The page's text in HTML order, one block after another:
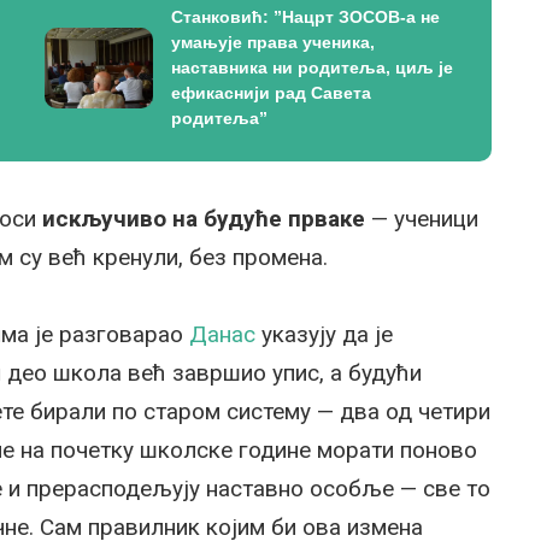
Станковић: ”Нацрт ЗОСОВ-а не
умањује права ученика,
наставника ни родитеља, циљ је
ефикаснији рад Савета
родитеља”
искључиво на будуће прваке — ученици
су већ кренули, без промена.
је разговарао Данас указују да је
део школа већ завршио упис, а будући
бирали по старом систему — два од четири
на почетку школске године морати поново
и прерасподељују наставно особље — све то
Сам правилник којим би ова измена